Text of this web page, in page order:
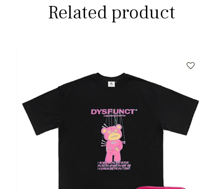
Related product